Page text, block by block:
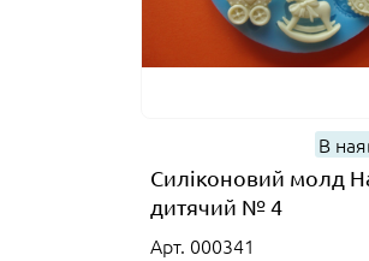
В
Силіконовий молд
дитячий № 4
Арт. 000341